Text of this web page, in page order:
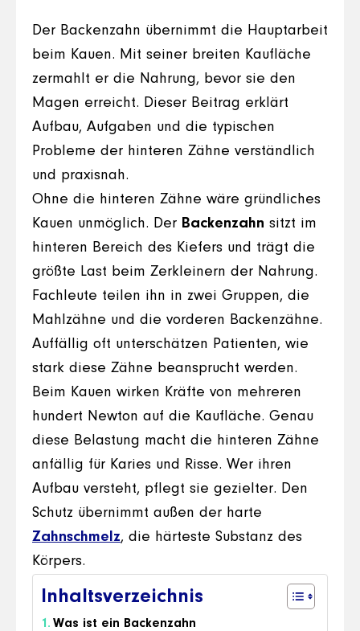
Der Backenzahn übernimmt die Hauptarbeit
beim Kauen. Mit seiner breiten Kaufläche
zermahlt er die Nahrung, bevor sie den
Magen erreicht. Dieser Beitrag erklärt
Aufbau, Aufgaben und die typischen
Probleme der hinteren Zähne verständlich
und praxisnah.
Ohne die hinteren Zähne wäre gründliches
Kauen unmöglich. Der Backenzahn sitzt im
hinteren Bereich des Kiefers und trägt die
größte Last beim Zerkleinern der Nahrung.
Fachleute teilen ihn in zwei Gruppen, die
Mahlzähne und die vorderen Backenzähne.
Auffällig oft unterschätzen Patienten, wie
stark diese Zähne beansprucht werden.
Beim Kauen wirken Kräfte von mehreren
hundert Newton auf die Kaufläche. Genau
diese Belastung macht die hinteren Zähne
anfällig für Karies und Risse. Wer ihren
Aufbau versteht, pflegt sie gezielter. Den
Schutz übernimmt außen der harte
Zahnschmelz, die härteste Substanz des
Körpers.
Inhaltsverzeichnis
Was ist ein Backenzahn